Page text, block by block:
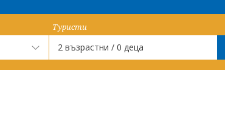
Туристи
2 възрастни / 0 деца